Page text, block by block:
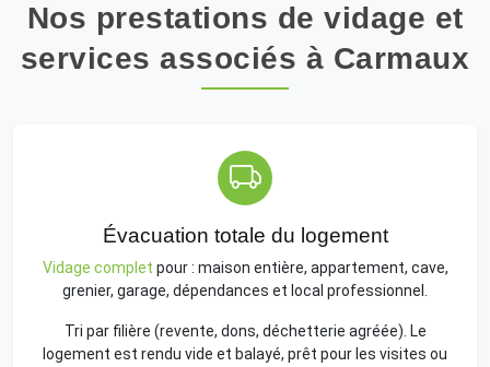
Nos prestations de vidage et
services associés à Carmaux
Évacuation totale du logement
Vidage complet pour : maison entière, appartement, cave,
grenier, garage, dépendances et local professionnel.
Tri par filière (revente, dons, déchetterie agréée). Le
logement est rendu vide et balayé, prêt pour les visites ou